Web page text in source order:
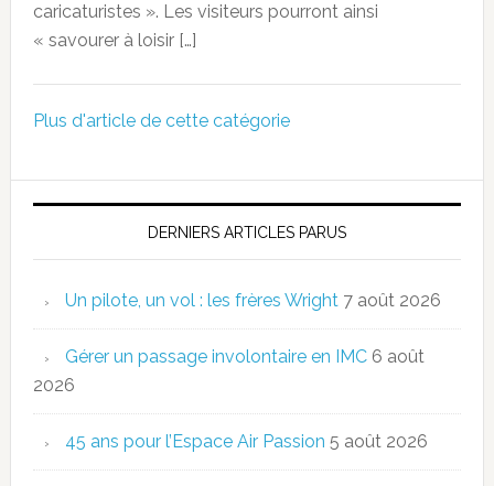
caricaturistes ». Les visiteurs pourront ainsi
« savourer à loisir […]
Plus d'article de cette catégorie
DERNIERS ARTICLES PARUS
Un pilote, un vol : les frères Wright 7 août 2026
Gérer un passage involontaire en IMC 6 août
2026
45 ans pour l’Espace Air Passion 5 août 2026